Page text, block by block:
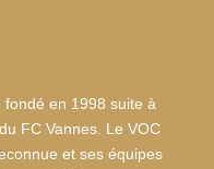
fondé en 1998 suite à
FC Vannes. Le VOC
et ses équipes